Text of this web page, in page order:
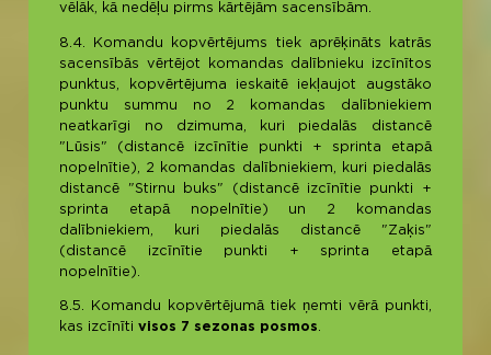
vēlāk, kā nedēļu pirms kārtējām sacensībām.
8.4. Komandu kopvērtējums tiek aprēķināts katrās
sacensībās vērtējot komandas dalībnieku izcīnītos
punktus, kopvērtējuma ieskaitē iekļaujot augstāko
punktu summu no 2 komandas dalībniekiem
neatkarīgi no dzimuma, kuri piedalās distancē
"Lūsis" (distancē izcīnītie punkti + sprinta etapā
nopelnītie), 2 komandas dalībniekiem, kuri piedalās
distancē "Stirnu buks" (distancē izcīnītie punkti +
sprinta etapā nopelnītie) un 2 komandas
dalībniekiem, kuri piedalās distancē "Zaķis"
(distancē izcīnītie punkti + sprinta etapā
nopelnītie).
8.5. Komandu kopvērtējumā tiek ņemti vērā punkti,
kas izcīnītivisos 7 sezonas posmos.